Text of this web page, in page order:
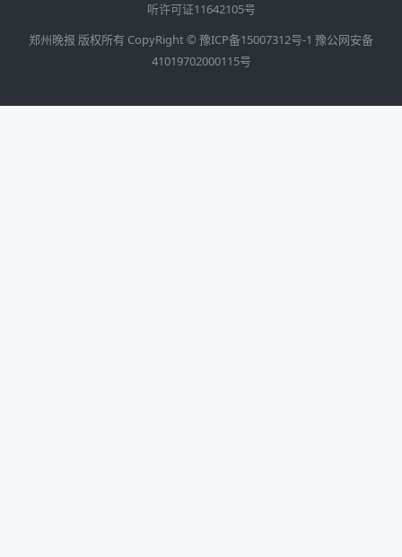
听许可证11642105号
郑州晚报 版权所有 CopyRight © 豫ICP备15007312号-1 豫公网安备
41019702000115号